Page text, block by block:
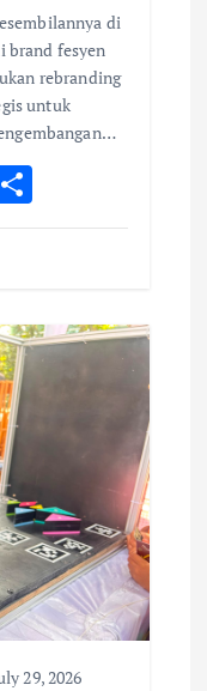
di
brand fesyen
rebranding
untuk
S
h
29, 2026